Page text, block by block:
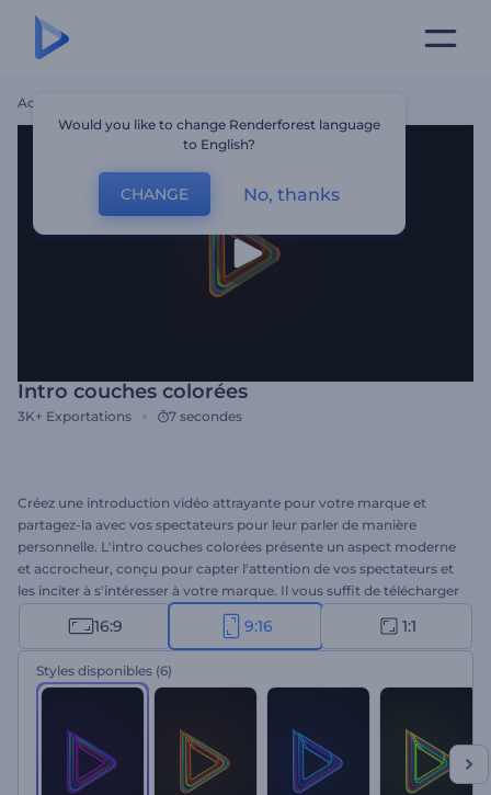
Accueil
Intro couches colorées
3K+ Exportations 7 secondes
Créez une introduction vidéo attrayante pour votre marque et
partagez-la avec vos spectateurs pour leur parler de manière
personnelle. L'intro couches colorées présente un aspect moderne
et accrocheur, conçu pour capter l'attention de vos spectateurs et
les inciter à s'intéresser à votre marque. Il vous suffit de télécharger
votre logo, de taper le nom de votre marque ou de votre entreprise,
de rédiger votre slogan et d'attendre quelques minutes pour
obtenir une intro de haute qualité. Ce modèle vidéo exceptionnel
est destiné à vous aider à obtenir des résultats marketing de
maintenant !
16:9 9:16 1:1
Styles disponibles (6)
Would you like to change Renderforest language
to English?
CHANGE No, thanks